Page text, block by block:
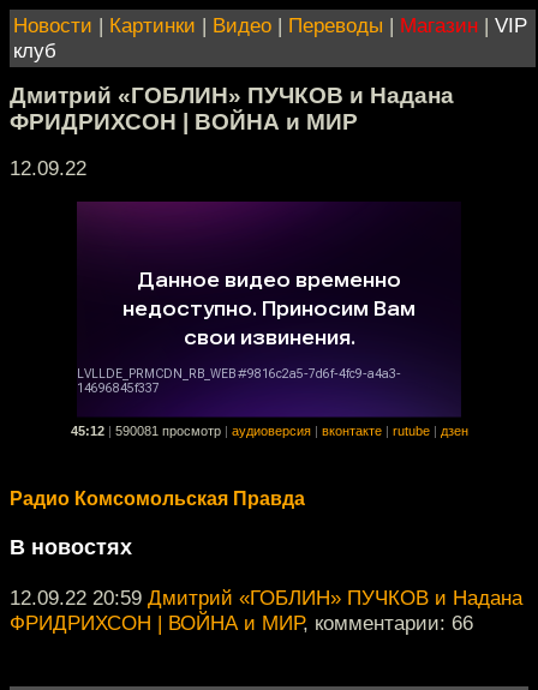
Новости | Картинки | Видео | Переводы | Магазин | VIP
клуб
Дмитрий «ГОБЛИН» ПУЧКОВ и Надана
ФРИДРИХСОН | ВОЙНА и МИР
12.09.22
45:12 590081 просмотр аудиоверсия вконтакте rutube дзен
Радио Комсомольская Правда
В новостях
12.09.22 20:59 Дмитрий «ГОБЛИН» ПУЧКОВ и Надана
ФРИДРИХСОН | ВОЙНА и МИР, комментарии: 66